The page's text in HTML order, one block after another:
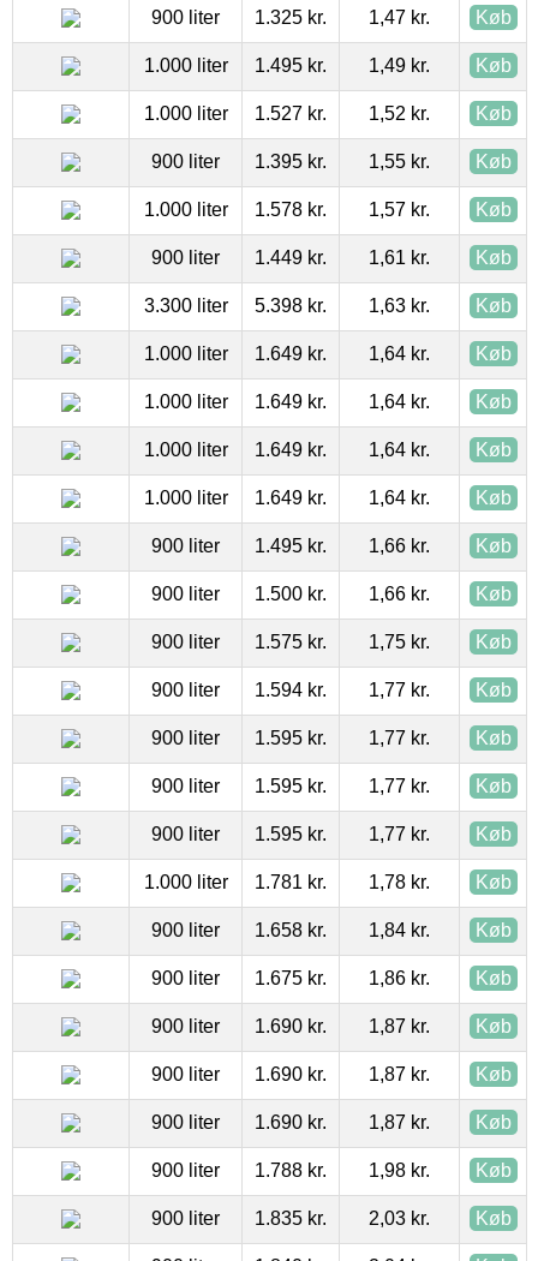
900 liter 1.325 kr. 1,47 kr. Køb
1.000 liter 1.495 kr. 1,49 kr. Køb
1.000 liter 1.527 kr. 1,52 kr. Køb
900 liter 1.395 kr. 1,55 kr. Køb
1.000 liter 1.578 kr. 1,57 kr. Køb
900 liter 1.449 kr. 1,61 kr. Køb
3.300 liter 5.398 kr. 1,63 kr. Køb
1.000 liter 1.649 kr. 1,64 kr. Køb
1.000 liter 1.649 kr. 1,64 kr. Køb
1.000 liter 1.649 kr. 1,64 kr. Køb
1.000 liter 1.649 kr. 1,64 kr. Køb
900 liter 1.495 kr. 1,66 kr. Køb
900 liter 1.500 kr. 1,66 kr. Køb
900 liter 1.575 kr. 1,75 kr. Køb
900 liter 1.594 kr. 1,77 kr. Køb
900 liter 1.595 kr. 1,77 kr. Køb
900 liter 1.595 kr. 1,77 kr. Køb
900 liter 1.595 kr. 1,77 kr. Køb
1.000 liter 1.781 kr. 1,78 kr. Køb
900 liter 1.658 kr. 1,84 kr. Køb
900 liter 1.675 kr. 1,86 kr. Køb
900 liter 1.690 kr. 1,87 kr. Køb
900 liter 1.690 kr. 1,87 kr. Køb
900 liter 1.690 kr. 1,87 kr. Køb
900 liter 1.788 kr. 1,98 kr. Køb
900 liter 1.835 kr. 2,03 kr. Køb